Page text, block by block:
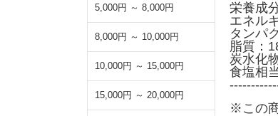
5,000円 ～ 8,000円
8,000円 ～ 10,000円
10,000円 ～ 15,000円
15,000円 ～ 20,000円
栄養成
エネル
タンパ
脂質：
炭水化
食塩相
※この